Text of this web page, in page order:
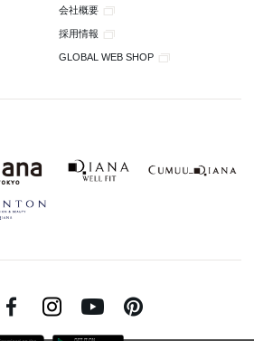
会社概要
採用情報
GLOBAL WEB SHOP